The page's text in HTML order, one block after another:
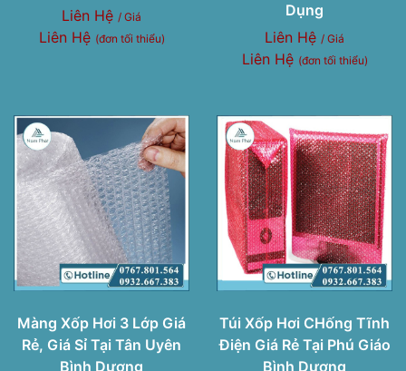
Liên Hệ / Giá
Liên Hệ (đơn tối thiểu)
Dụng
Liên Hệ / Giá
Liên Hệ (đơn tối thiểu)
Màng Xốp Hơi 3 Lớp Giá
Rẻ, Giá Sỉ Tại Tân Uyên
Bình Dương
Túi Xốp Hơi CHống Tĩnh
Điện Giá Rẻ Tại Phú Giáo
Bình Dương